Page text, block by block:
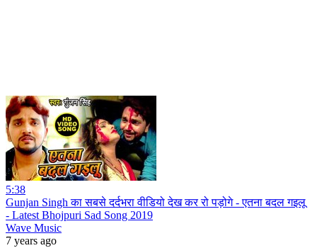
5:38
Gunjan Singh का सबसे दर्दभरा वीडियो देख कर रो पड़ोगे - एतना बदल गइलू
- Latest Bhojpuri Sad Song 2019
Wave Music
7 years ago